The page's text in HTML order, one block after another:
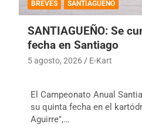
BREVES SANTIAGUEÑO
SANTIAGUEÑO: Se
fecha en Santiago
5 agosto, 2026 E-Kart
El Campeonato Anual
su quinta fecha en el
Aguirre",…